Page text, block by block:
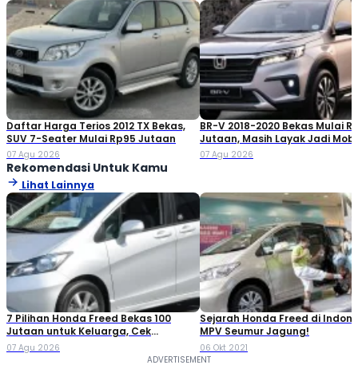
Daftar Harga Terios 2012 TX Bekas,
SUV 7-Seater Mulai Rp95 Jutaan
07 Agu 2026
BR-V 2018-2020 Bekas Mulai
Jutaan, Masih Layak Jadi
Keluarga?
07 Agu 2026
Rekomendasi Untuk Kamu
Lihat Lainnya
7 Pilihan Honda Freed Bekas 100
Jutaan untuk Keluarga, Cek
Daftarnya!
07 Agu 2026
Sejarah Honda Freed di
MPV Seumur Jagung!
06 Okt 2021